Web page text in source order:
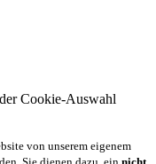
Cookie-Auswahl
von unserem eigenem